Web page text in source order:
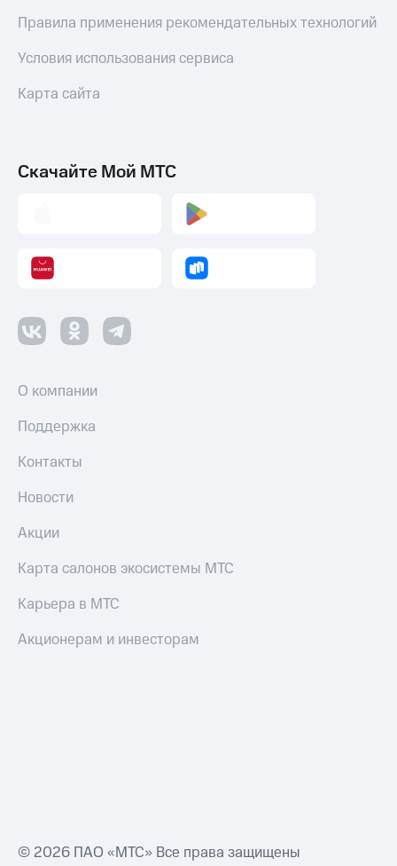
Правила применения рекомендательных технологий
Условия использования сервиса
Карта сайта
Скачайте Мой МТС
О компании
Поддержка
Контакты
Новости
Акции
Карта салонов экосистемы МТС
Карьера в МТС
Акционерам и инвесторам
© 2026 ПАО «МТС» Все права защищены